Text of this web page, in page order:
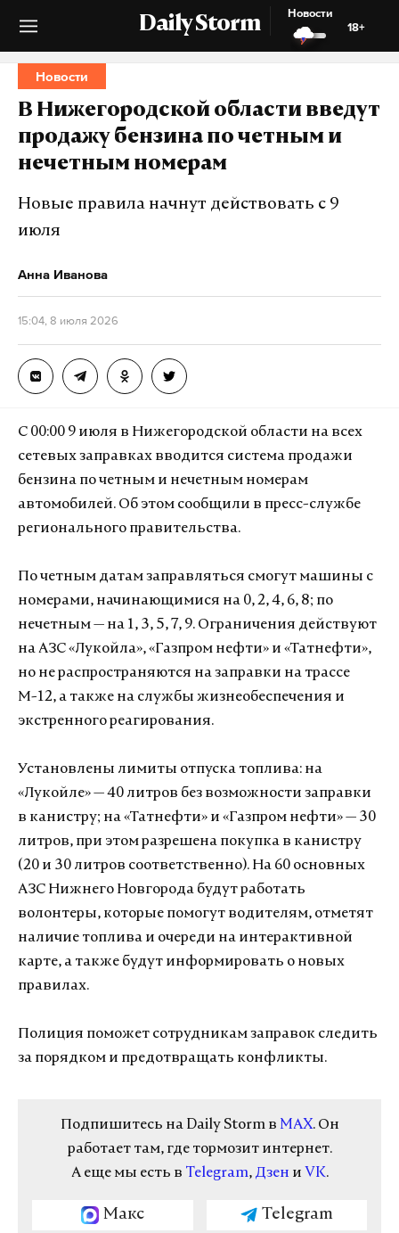
Daily Storm
Новости
18+
Новости
В Нижегородской области введут
продажу бензина по четным и
нечетным номерам
Новые правила начнут действовать с 9
июля
Анна Иванова
15:04, 8 июля 2026
С 00:00 9 июля в Нижегородской области на всех
сетевых заправках вводится система продажи
бензина по четным и нечетным номерам
автомобилей. Об этом сообщили в пресс-службе
регионального правительства.
По четным датам заправляться смогут машины с
номерами, начинающимися на 0, 2, 4, 6, 8; по
нечетным — на 1, 3, 5, 7, 9. Ограничения действуют
на АЗС «Лукойла», «Газпром нефти» и «Татнефти»,
но не распространяются на заправки на трассе
М-12, а также на службы жизнеобеспечения и
экстренного реагирования.
Установлены лимиты отпуска топлива: на
«Лукойле» — 40 литров без возможности заправки
в канистру; на «Татнефти» и «Газпром нефти» — 30
литров, при этом разрешена покупка в канистру
(20 и 30 литров соответственно). На 60 основных
АЗС Нижнего Новгорода будут работать
волонтеры, которые помогут водителям, отметят
наличие топлива и очереди на интерактивной
карте, а также будут информировать о новых
правилах.
Полиция поможет сотрудникам заправок следить
за порядком и предотвращать конфликты.
Подпишитесь на Daily Storm в MAX. Он
работает там, где тормозит интернет.
А еще мы есть в Telegram, Дзен и VK.
Макс Telegram